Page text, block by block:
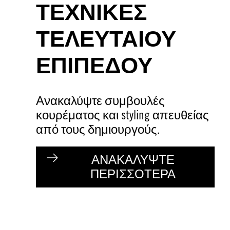
ΤΕΧΝΙΚΕΣ
ΤΕΛΕΥΤΑΙΟΥ
ΕΠΙΠΕΔΟΥ
Ανακαλύψτε συμβουλές
κουρέματος και styling απευθείας
από τους δημιουργούς.
ΑΝΑΚΑΛΥΨΤΕ
ΠΕΡΙΣΣΟΤΕΡΑ